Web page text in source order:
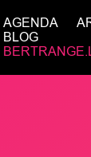
AGENDA
BLOG